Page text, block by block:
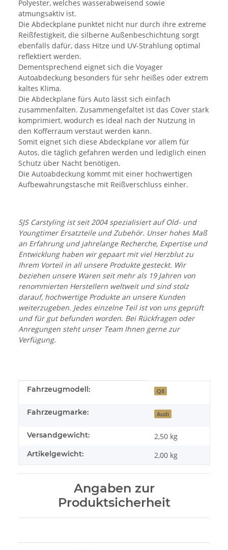
Polyester, welches wasserabweisend sowie
atmungsaktiv ist.
Die Abdeckplane punktet nicht nur durch ihre extreme
Reißfestigkeit, die silberne Außenbeschichtung sorgt
ebenfalls dafür, dass Hitze und UV-Strahlung optimal
reflektiert werden.
Dementsprechend eignet sich die Voyager
Autoabdeckung besonders für sehr heißes oder extrem
kaltes Klima.
Die Abdeckplane fürs Auto lässt sich einfach
zusammenfalten. Zusammengefaltet ist das Cover stark
komprimiert, wodurch es ideal nach der Nutzung in
den Kofferraum verstaut werden kann.
Somit eignet sich diese Abdeckplane vor allem für
Autos, die täglich gefahren werden und lediglich einen
Schutz über Nacht benötigen.
Die Autoabdeckung kommt mit einer hochwertigen
Aufbewahrungstasche mit Reißverschluss einher.
SJS Carstyling ist seit 2004 spezialisiert auf Old- und
Youngtimer Ersatzteile und Zubehör. Unser hohes Maß
an Erfahrung und jahrelange Recherche, Expertise und
Entwicklung haben wir gepaart mit viel Herzblut zu
Ihrem Vorteil in all unsere Produkte gesteckt. Wir
beziehen unsere Waren seit mehr als 19 Jahren von
renommierten Herstellern weltweit und sind stolz
darauf, hochwertige Produkte an unsere Kunden
weiterzugeben. Jedes einzelne Teil ist von uns geprüft
und für gut befunden worden. Bei Rückfragen oder
Anregungen steht unser Team Ihnen gerne zur
Verfügung.
Produkteigenschaft
Wert
Fahrzeugmodell: Q8
Fahrzeugmarke: Audi
Versandgewicht: 2,50 kg
Artikelgewicht: 2,00 kg
Angaben zur
Produktsicherheit